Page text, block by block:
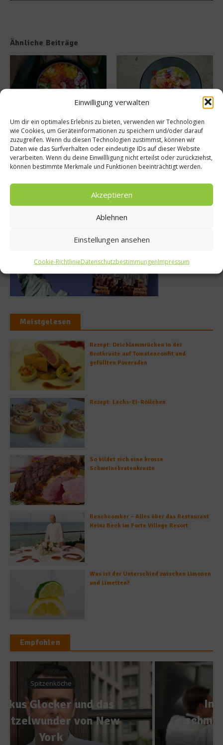
Einwilligung verwalten
Um dir ein optimales Erlebnis zu bieten, verwenden wir Technologien
wie Cookies, um Geräteinformationen zu speichern und/oder darauf
zuzugreifen. Wenn du diesen Technologien zustimmst, können wir
Daten wie das Surfverhalten oder eindeutige IDs auf dieser Website
verarbeiten. Wenn du deine Einwillligung nicht erteilst oder zurückziehst,
können bestimmte Merkmale und Funktionen beeinträchtigt werden.
Akzeptieren
Ablehnen
Einstellungen ansehen
Cookie-RichtlinieDatenschutzbestimmungenImpressum
Ähnliche Beiträge
MAUI eröffnet neue
Sommerterrasse im
Ludwigpalais
27. Juli 2026
50 Best Discovery präsentiert
globales Update 2026
17. Juli 2026
Meistgelesen
Rezept: Deichlammrücken in der
Brotkruste auf Tomatenconfit und
gefüllten Poveraden
Rezept: Lachs-Ei-Röllchen
So bildet sich eine krosse
Schweinebratenkruste
Beachcomber – Alles über das Restaurant
Heinz Beck im Forte Village Resort
Was ist der Unterschied zwischen Limonen
und Limetten?
Empfohlen
Spargelwelten
In welchem Zustand
schmeckt Spargel wirklich
nach Spargel?